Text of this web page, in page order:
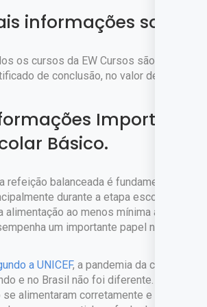
informações sobre
os cursos da EW Cursos são
de conclusão, no valor de
Básico.
refeição balanceada é fundamental
durante a etapa escolar.
alimentação ao menos mínima ao longo
um importante papel neste
a UNICEF, a pandemia da covid 19
e no Brasil não foi diferente. Entre
se alimentaram corretamente e até